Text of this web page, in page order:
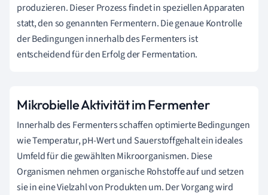
produzieren. Dieser Prozess findet in speziellen Apparaten
statt, den so genannten Fermentern. Die genaue Kontrolle
der Bedingungen innerhalb des Fermenters ist
entscheidend für den Erfolg der Fermentation.
Mikrobielle Aktivität im Fermenter
Innerhalb des Fermenters schaffen optimierte Bedingungen
wie Temperatur, pH-Wert und Sauerstoffgehalt ein ideales
Umfeld für die gewählten Mikroorganismen. Diese
Organismen nehmen organische Rohstoffe auf und setzen
sie in eine Vielzahl von Produkten um. Der Vorgang wird